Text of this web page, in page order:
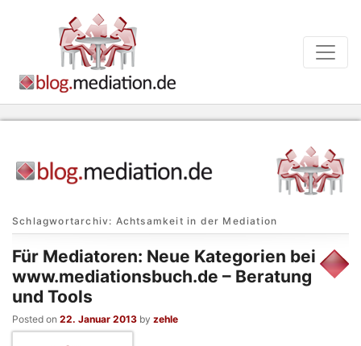
Schlagwortarchiv: Achtsamkeit in der Mediation
Für Mediatoren: Neue Kategorien bei
www.mediationsbuch.de – Beratung
und Tools
Posted on 22. Januar 2013 by zehle